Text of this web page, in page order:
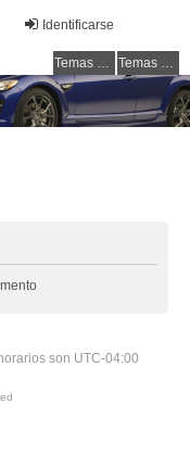
Identificarse
Temas sin respuesta Temas activos
son UTC-04:00